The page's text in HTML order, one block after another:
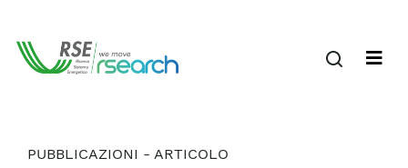
PUBBLICAZIONI - ARTICOLO